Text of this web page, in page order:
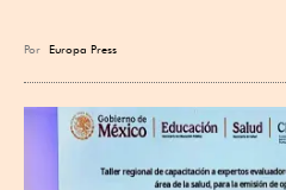
Por Europa Press